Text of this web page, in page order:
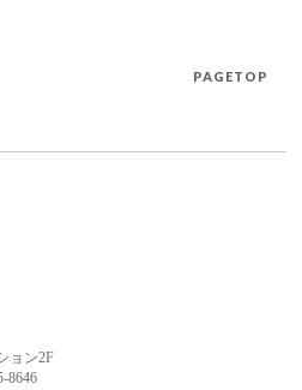
PAGETOP
ョン2F
8646